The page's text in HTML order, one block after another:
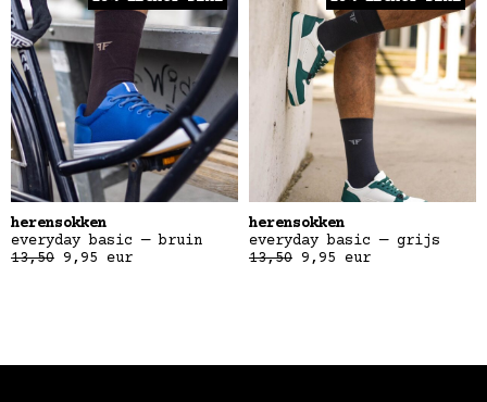
herensokken
everyday basic — bruin
13,50 9,95 eur
herensokken
everyday basic — grijs
13,50 9,95 eur